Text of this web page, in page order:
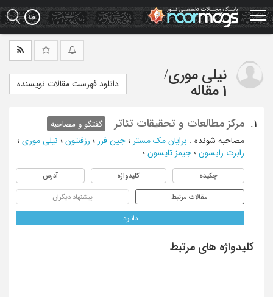
Skip
to
main
نیلی موری/
1 مقاله
دانلود فهرست مقالات نویسنده
1. مرکز مطالعات و تحقیقات تئاتر
گفتگو و مصاحبه
مصاحبه شونده : برایان مک مستر ؛ جین فرر ؛ رزفنتون ؛ نیلی موری ؛
رابرت رابسون ؛ جیمز تایسون ؛
چکیده کلیدواژه آدرس
مقالات مرتبط پیشنهاد دیگران
دانلود
کلیدواژه های مرتبط